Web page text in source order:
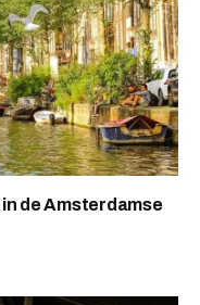
de Amsterdamse